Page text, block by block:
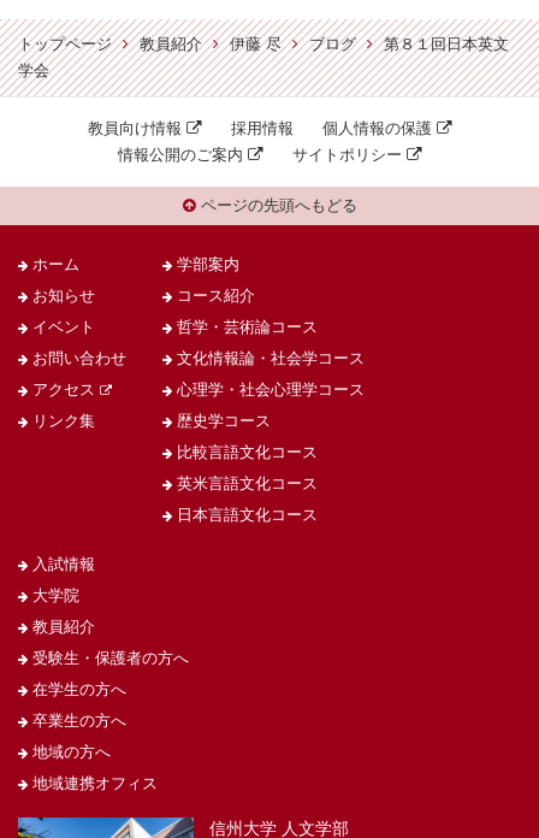
トップページ 教員紹介 伊藤 尽 ブログ
第８１回日本英文
学会
教員向け情報 採用情報
個人情報の保護
情報公開のご案内
サイトポリシー
ページの先頭へもどる
ホーム
お知らせ
イベント
お問い合わせ
アクセス
リンク集
学部案内
コース紹介
哲学・芸術論コース
文化情報論・社会学コース
心理学・社会心理学コース
歴史学コース
比較言語文化コース
英米言語文化コース
日本言語文化コース
入試情報
大学院
教員紹介
受験生・保護者の方へ
在学生の方へ
卒業生の方へ
地域の方へ
地域連携オフィス
信州大学 人文学部